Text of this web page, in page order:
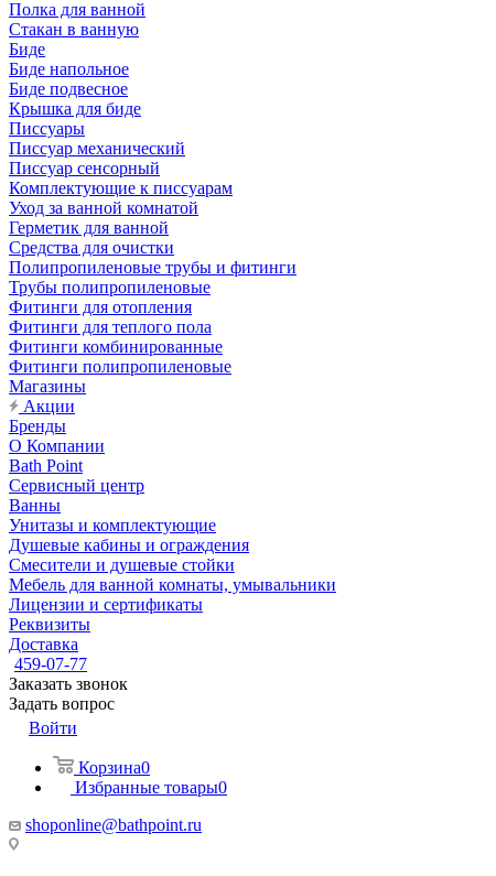
Полка для ванной
Стакан в ванную
Биде
Биде напольное
Биде подвесное
Крышка для биде
Писсуары
Писсуар механический
Писсуар сенсорный
Комплектующие к писсуарам
Уход за ванной комнатой
Герметик для ванной
Средства для очистки
Полипропиленовые трубы и фитинги
Трубы полипропиленовые
Фитинги для отопления
Фитинги для теплого пола
Фитинги комбинированные
Фитинги полипропиленовые
Магазины
Акции
Бренды
О Компании
Bath Point
Сервисный центр
Ванны
Унитазы и комплектующие
Душевые кабины и ограждения
Смесители и душевые стойки
Мебель для ванной комнаты, умывальники
Лицензии и сертификаты
Реквизиты
Доставка
459-07-77
Заказать звонок
Задать вопрос
Войти
Корзина0
Избранные товары0
shoponline@bathpoint.ru